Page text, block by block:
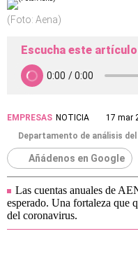
(Foto: Aena)
Escucha este artículo
EMPRESAS NOTICIA
17 mar
Departamento de análisis del
Añádenos en Google
Las cuentas anuales de
esperado. Una fortaleza que
del coronavirus.